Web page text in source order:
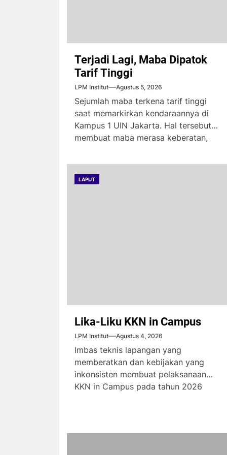
Terjadi Lagi, Maba Dipatok
Tarif Tinggi
LPM Institut Agustus 5, 2026
Sejumlah maba terkena tarif tinggi
saat memarkirkan kendaraannya di
Kampus 1 UIN Jakarta. Hal tersebut
membuat maba merasa keberatan,
LAPUT
Lika-Liku KKN in Campus
LPM Institut Agustus 4, 2026
Imbas teknis lapangan yang
memberatkan dan kebijakan yang
inkonsisten membuat pelaksanaan
KKN in Campus pada tahun 2026